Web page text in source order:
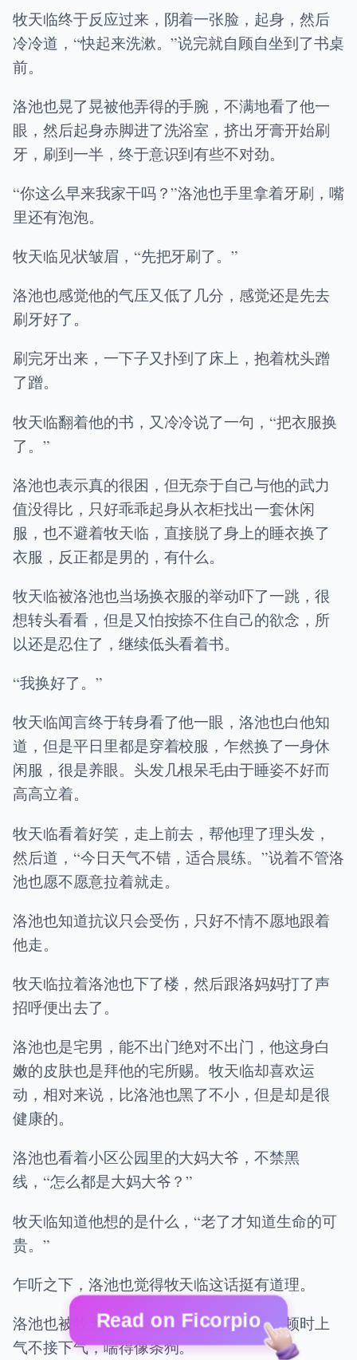
Read on Ficorpio
牧天临终于反应过来，阴着一张脸，起身，然后
冷冷道，“快起来洗漱。”说完就自顾自坐到了书桌
前。
洛池也晃了晃被他弄得的手腕，不满地看了他一
眼，然后起身赤脚进了洗浴室，挤出牙膏开始刷
牙，刷到一半，终于意识到有些不对劲。
“你这么早来我家干吗？”洛池也手里拿着牙刷，嘴
里还有泡泡。
牧天临见状皱眉，“先把牙刷了。”
洛池也感觉他的气压又低了几分，感觉还是先去
刷牙好了。
刷完牙出来，一下子又扑到了床上，抱着枕头蹭
了蹭。
牧天临翻着他的书，又冷冷说了一句，“把衣服换
了。”
洛池也表示真的很困，但无奈于自己与他的武力
值没得比，只好乖乖起身从衣柜找出一套休闲
服，也不避着牧天临，直接脱了身上的睡衣换了
衣服，反正都是男的，有什么。
牧天临被洛池也当场换衣服的举动吓了一跳，很
想转头看看，但是又怕按捺不住自己的欲念，所
以还是忍住了，继续低头看着书。
“我换好了。”
牧天临闻言终于转身看了他一眼，洛池也白他知
道，但是平日里都是穿着校服，乍然换了一身休
闲服，很是养眼。头发几根呆毛由于睡姿不好而
高高立着。
牧天临看着好笑，走上前去，帮他理了理头发，
然后道，“今日天气不错，适合晨练。”说着不管洛
池也愿不愿意拉着就走。
洛池也知道抗议只会受伤，只好不情不愿地跟着
他走。
牧天临拉着洛池也下了楼，然后跟洛妈妈打了声
招呼便出去了。
洛池也是宅男，能不出门绝对不出门，他这身白
嫩的皮肤也是拜他的宅所赐。牧天临却喜欢运
动，相对来说，比洛池也黑了不小，但是却是很
健康的。
洛池也看着小区公园里的大妈大爷，不禁黑
线，“怎么都是大妈大爷？”
牧天临知道他想的是什么，“老了才知道生命的可
贵。”
乍听之下，洛池也觉得牧天临这话挺有道理。
洛池也被牧天临拉着绕着公园跑了几圈，顿时上
气不接下气，喘得像条狗。